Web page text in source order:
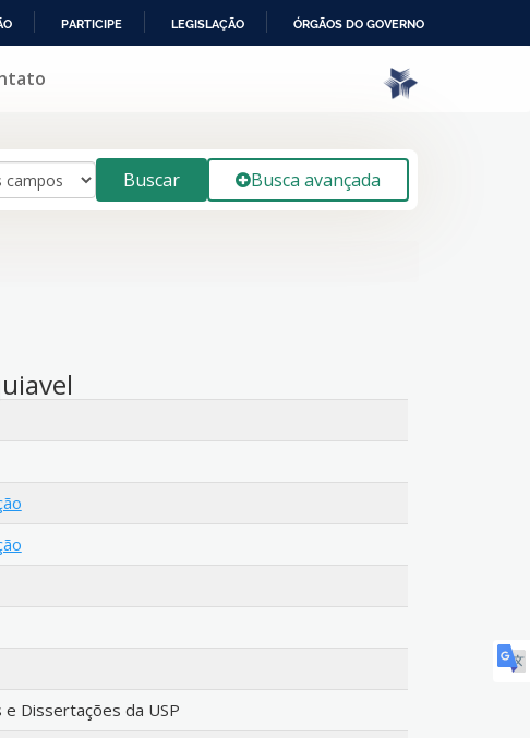
PARTICIPE LEGISLAÇÃO ÓRGÃOS DO GOVERNO
Buscar Busca avançada
Dissertações da USP